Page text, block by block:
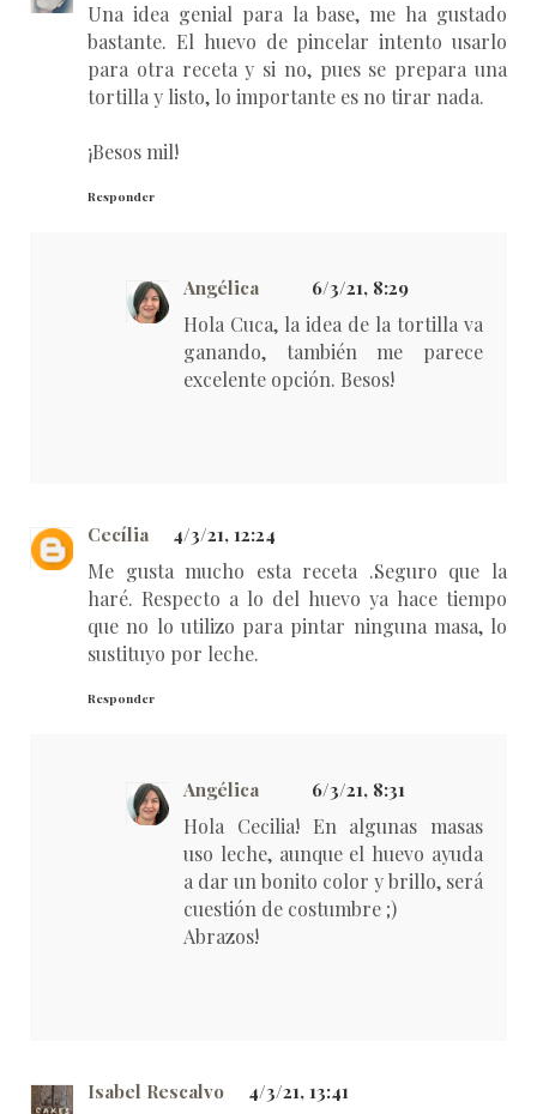
Una idea genial para la base, me ha gustado
bastante. El huevo de pincelar intento usarlo
para otra receta y si no, pues se prepara una
tortilla y listo, lo importante es no tirar nada.
¡Besos mil!
Responder
Angélica 6/3/21, 8:29
Hola Cuca, la idea de la tortilla va
ganando, también me parece
excelente opción. Besos!
Cecília 4/3/21, 12:24
Me gusta mucho esta receta .Seguro que la
haré. Respecto a lo del huevo ya hace tiempo
que no lo utilizo para pintar ninguna masa, lo
sustituyo por leche.
Responder
Angélica 6/3/21, 8:31
Hola Cecilia! En algunas masas
uso leche, aunque el huevo ayuda
a dar un bonito color y brillo, será
cuestión de costumbre ;)
Abrazos!
Isabel Rescalvo 4/3/21, 13:41